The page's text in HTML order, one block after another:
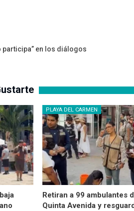
participa” en los diálogos
PLAYA DEL CARMEN
Retiran a 99 ambulantes
Quinta Avenida y